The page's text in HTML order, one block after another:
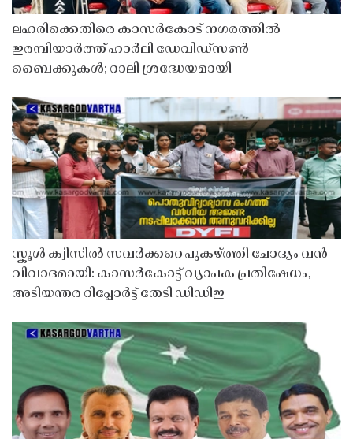
ലഹരിക്കെതിരെ കാസർകോട് നഗരത്തിൽ
ഇരമ്പിയാർത്ത് ഹാർലി ഡേവിഡ്‌സൺ
ബൈക്കുകൾ; റാലി ശ്രദ്ധേയമായി
സ്കൂൾ ക്വിസിൽ സവർക്കറെ പുകഴ്ത്തി ചോദ്യം വൻ
വിവാദമായി: കാസർകോട്ട് വ്യാപക പ്രതിഷേധം,
അടിയന്തര റിപ്പോർട്ട് തേടി ഡിഡിഇ